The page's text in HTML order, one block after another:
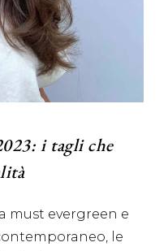
i tagli che
must evergreen e
le